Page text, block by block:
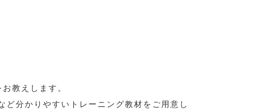
教えします。
ど分かりやすいトレーニング教材をご用意し